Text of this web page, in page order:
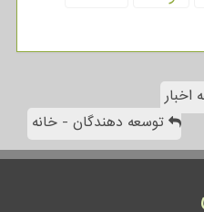
توسعه دهندگان - خانه